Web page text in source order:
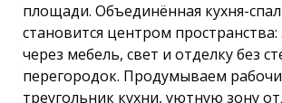
площади. Объединённая кухня-
становится центром
через мебель, свет и отделку без
перегородок. Продумываем
треугольник кухни, уютную зону